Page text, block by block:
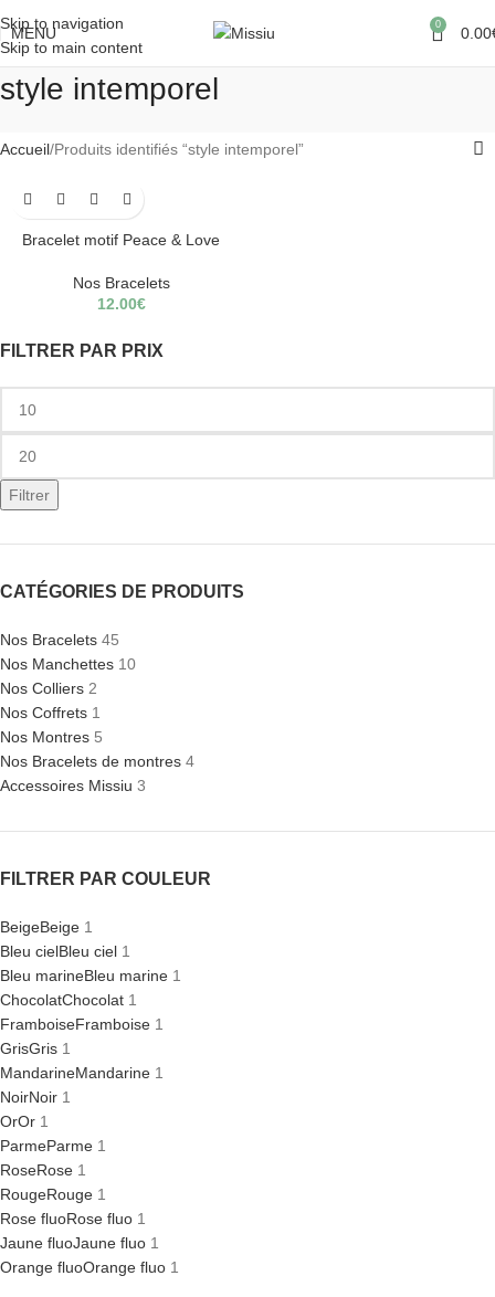
Skip to navigation
Skip to main content
MENU 0 0.00
style intemporel
FILTRER PAR PRIX
Filtrer
CATÉGORIES DE PRODUITS
Nos Bracelets 45
Nos Manchettes 10
Nos Colliers 2
Nos Coffrets 1
Nos Montres 5
Nos Bracelets de montres 4
Accessoires Missiu 3
FILTRER PAR COULEUR
BeigeBeige 1
Bleu cielBleu ciel 1
Bleu marineBleu marine 1
ChocolatChocolat 1
FramboiseFramboise 1
GrisGris 1
MandarineMandarine 1
NoirNoir 1
OrOr 1
ParmeParme 1
RoseRose 1
RougeRouge 1
Rose fluoRose fluo 1
Jaune fluoJaune fluo 1
Orange fluoOrange fluo 1
Accueil Produits identifiés “style intemporel”
Bracelet motif Peace & Love
Nos Bracelets
12.00€